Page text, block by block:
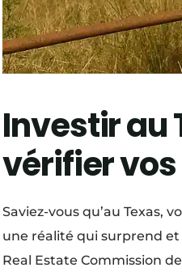
Investir au
vérifier
Saviez-vous qu’au Texas,
une réalité qui surprend et
Real Estate Commission